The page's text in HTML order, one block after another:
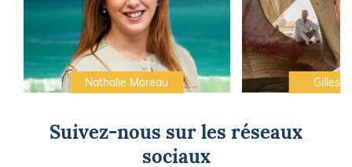
Nathalie Moreau Gilles
Suivez-nous sur les réseaux
sociaux